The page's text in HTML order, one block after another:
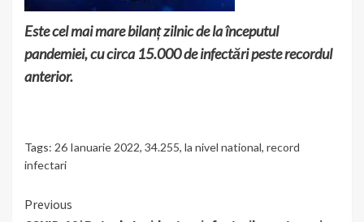
Este cel mai mare bilanț zilnic de la începutul
pandemiei, cu circa 15.000 de infectări peste recordul
anterior.
Tags: 26 Ianuarie 2022, 34.255, la nivel national, record
infectari
Continue
Previous